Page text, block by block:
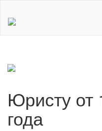
Юристу от
года